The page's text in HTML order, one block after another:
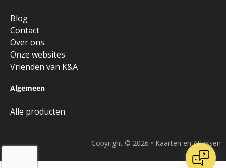
Blog
Contact
Over ons
Onze websites
Vrienden van K&A
Algemeen
Alle producten
Copyright © 2026 • Kaarten en Atlassen